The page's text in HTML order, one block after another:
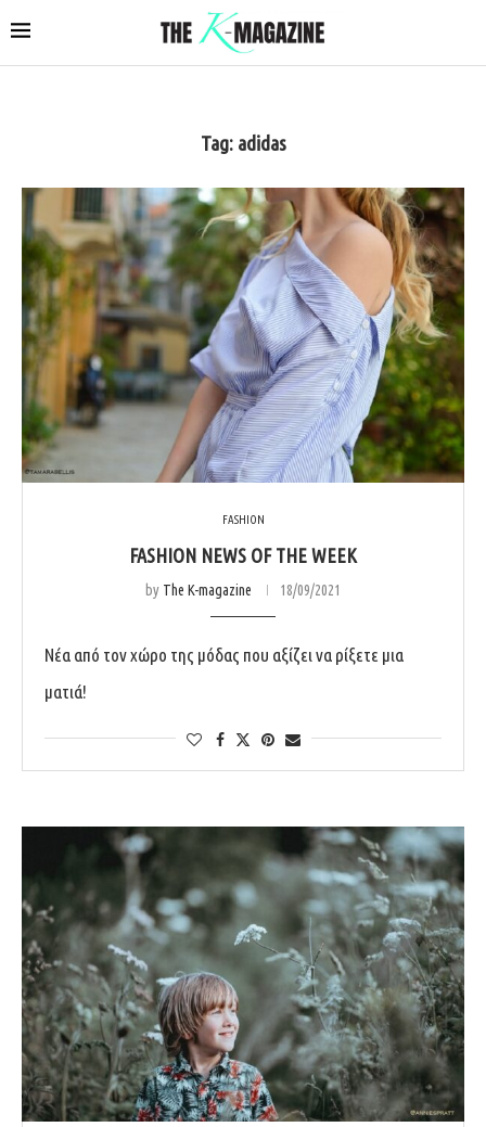
Tag: adidas
FASHION
FASHION NEWS OF THE WEEK
by The K-magazine 18/09/2021
Νέα από τον χώρο της μόδας που αξίζει να ρίξετε μια
ματιά!